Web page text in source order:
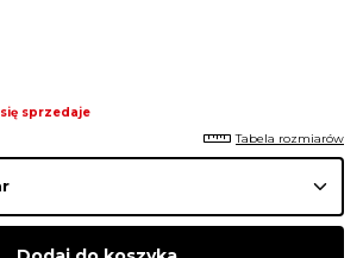
sprzedaje
Tabela rozmiarów